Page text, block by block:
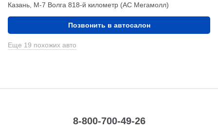
Казань, М-7 Волга 818-й километр (АС Мегамолл)
Позвонить в автосалон
Еще 19 похожих авто
8-800-700-49-26